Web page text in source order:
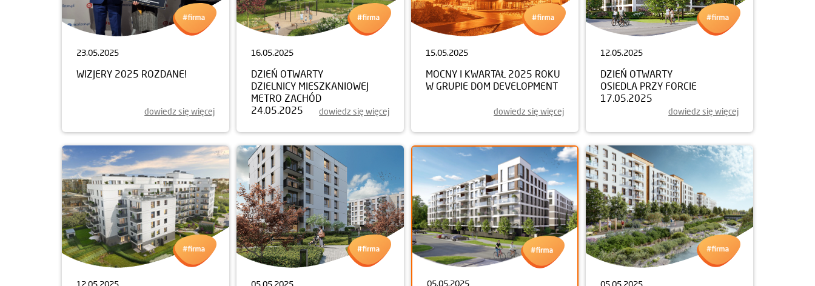
23.05.2025
WIZJERY 2025 ROZDANE!
dowiedz się więcej
16.05.2025
DZIEŃ OTWARTY
DZIELNICY MIESZKANIOWEJ
METRO ZACHÓD
24.05.2025
dowiedz się więcej
15.05.2025
MOCNY I KWARTAŁ 2025 ROKU
W GRUPIE DOM DEVELOPMENT
dowiedz się więcej
12.05.2025
DZIEŃ OTWARTY
OSIEDLA PRZY FORCIE
17.05.2025
dowiedz się więcej
12.05.2025 05.05.2025 05.05.2025 05.05.2025